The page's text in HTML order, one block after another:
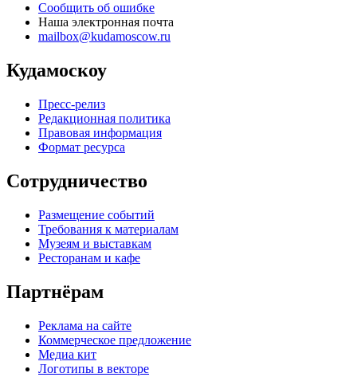
Сообщить об ошибке
Наша электронная почта
mailbox@kudamoscow.ru
Кудамоскоу
Пресс-релиз
Редакционная политика
Правовая информация
Формат ресурса
Сотрудничество
Размещение событий
Требования к материалам
Музеям и выставкам
Ресторанам и кафе
Партнёрам
Реклама на сайте
Коммерческое предложение
Медиа кит
Логотипы в векторе